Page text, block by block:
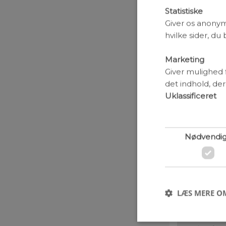
processer,
signalstof
begynder
at sove.
ikke føler
bare en
man
Selve
på figuren.
Statistiske
Giver os
hvilke sider, du
Marketing
Giver
det indhold,
Uklassificeret
LÆS MERE